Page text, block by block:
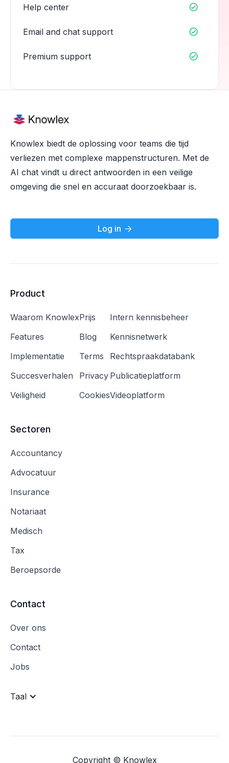
Help center 
Email and chat support 
Premium support 
Knowlex biedt de oplossing voor teams die tijd
verliezen met complexe mappenstructuren. Met de
AI chat vindt u direct antwoorden in een veilige
omgeving die snel en accuraat doorzoekbaar is.
Log in 
Product
Waarom Knowlex
Features
Implementatie
Succesverhalen
Veiligheid
Prijs
Blog
Terms
Privacy
Cookies
Intern kennisbeheer
Kennisnetwerk
Rechtspraakdatabank
Publicatieplatform
Videoplatform
Sectoren
Accountancy
Advocatuur
Insurance
Notariaat
Medisch
Tax
Beroepsorde
Contact
Over ons
Contact
Jobs
Taal
Copyright © Knowlex